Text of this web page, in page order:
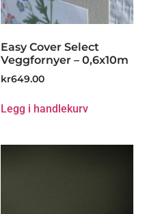
Easy Cover Select
Veggfornyer – 0,6x10m
kr649.00
Legg i handlekurv